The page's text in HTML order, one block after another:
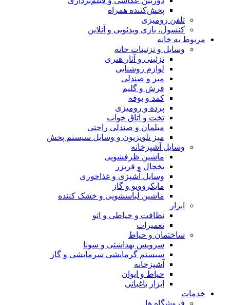
پخش‌کننده همراه
تلفن رومیزی
کنسول، بازی‌ ویدئویی و آنلاین
مربوط به خانه
وسایل و تزئینات خانه
تزئینی و آثار هنری
لوازم روشنایی
میز و صندلی
فرش و گلیم
کمد و بوفه
پرده و رومیزی
تخت و اتاق خواب
مبلمان و صندلی راحتی
میز تلویزیون و وسایل سیستم پخش
وسایل آشپزخانه
ماشین ظرفشویی
یخچال و فریزر
وسایل آشپزی و غذاخوری
مایکروویو و گاز
ماشین لباسشویی و خشک کننده
ابزار
نظافت و خیاطی و اتو
تعمیرات
ساختمان و حیاط
سرویس بهداشتی و سونا
سیستم گرمایشی سرمایشی و گاز
آشپزخانه
حیاط و ایوان
ابزار باغبانی
خدمات